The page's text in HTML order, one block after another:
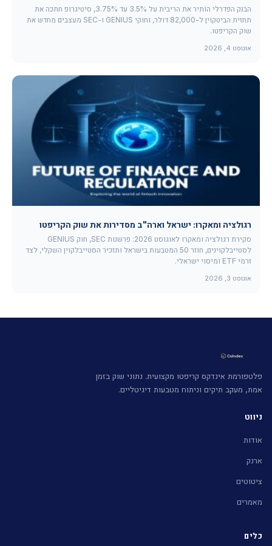
הבנק הפדרלי הותיר את הריבית על 3.5% עד 3.75%, סיטיגרופ חתכה את
תחזית הביטקוין ל-82,000 דולר, וחוקי GENIUS ו-SEC מעצבים מחדש את
שוק הקריפטו.
אוגוסט 4, 2026
רגולציה ומאקרו: ישראל וארה"ב מסדירות את שוק הקריפטו
סקירת רגולציה ומאקרו לאוגוסט 2026: פרשנות SEC, חוק GENIUS
לסטייבלקוינים, חוזר 50 המטבעות בישראל ותזכיר הסטייבלקוין השקלי, לצד
זרמי ETF ומיסוי ישראלי.
אוגוסט 3, 2026
פלטפורמת אינדקס קריפטו מקצועית. נתוני שוק בזמן
אמת, מעקב תיקים וניתוח מטבעות דיגיטליים.
ניווט
אודות
ארנק
ציטוטים
מאמרים
כלים